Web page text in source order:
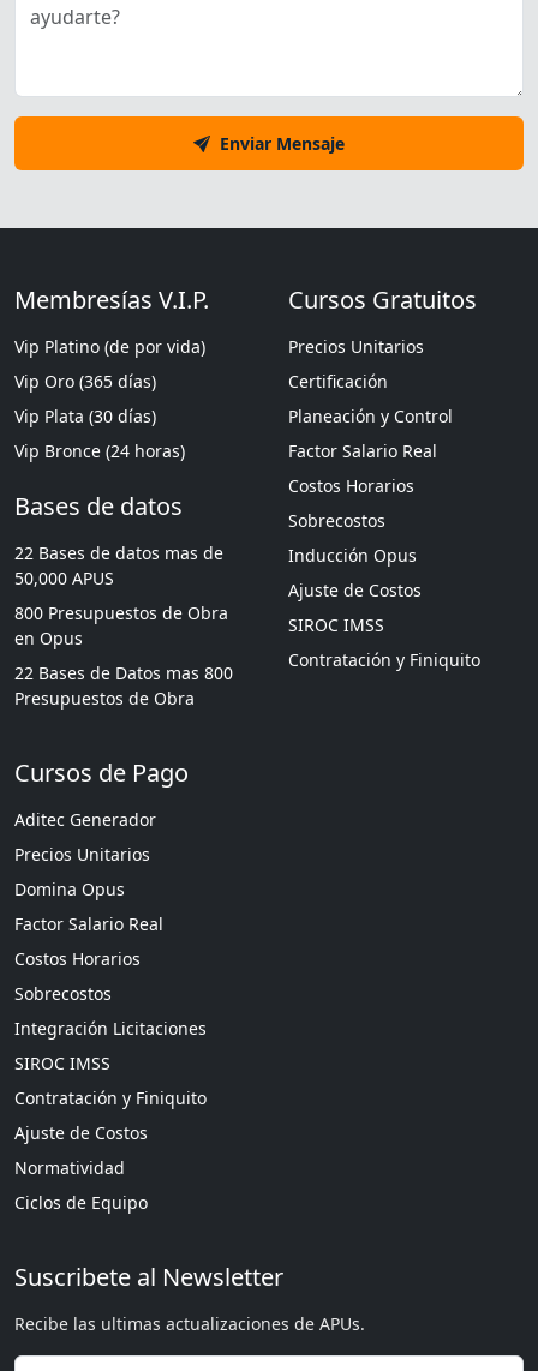
Enviar Mensaje
Membresías V.I.P.
Vip Platino (de por vida)
Vip Oro (365 días)
Vip Plata (30 días)
Vip Bronce (24 horas)
Bases de datos
22 Bases de datos mas de
50,000 APUS
800 Presupuestos de Obra
en Opus
22 Bases de Datos mas 800
Presupuestos de Obra
Cursos Gratuitos
Precios Unitarios
Certificación
Planeación y Control
Factor Salario Real
Costos Horarios
Sobrecostos
Inducción Opus
Ajuste de Costos
SIROC IMSS
Contratación y Finiquito
Cursos de Pago
Aditec Generador
Precios Unitarios
Domina Opus
Factor Salario Real
Costos Horarios
Sobrecostos
Integración Licitaciones
SIROC IMSS
Contratación y Finiquito
Ajuste de Costos
Normatividad
Ciclos de Equipo
Suscribete al Newsletter
Recibe las ultimas actualizaciones de APUs.